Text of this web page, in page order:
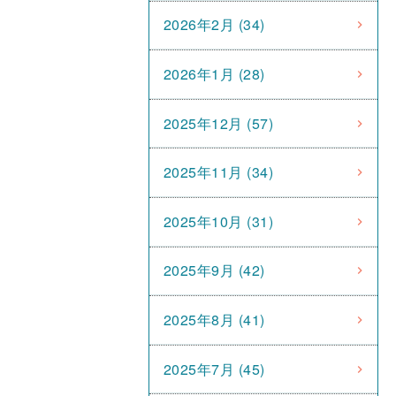
2026年2月 (34)
2026年1月 (28)
2025年12月 (57)
2025年11月 (34)
2025年10月 (31)
2025年9月 (42)
2025年8月 (41)
2025年7月 (45)